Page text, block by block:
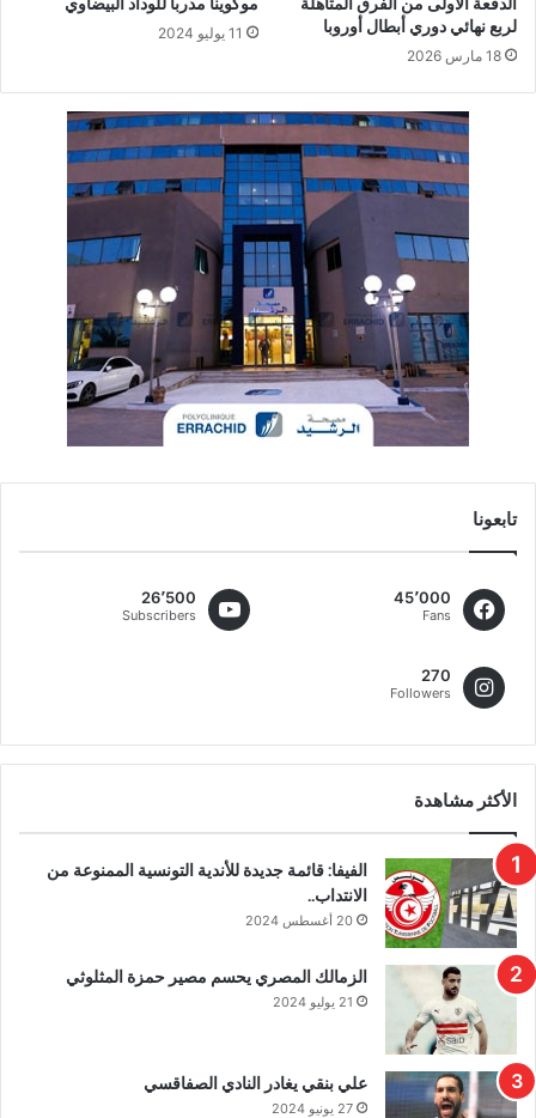
لربع نهائي دوري أبطال أوروبا
18 مارس 2026
11 يوليو 2024
تابعونا
45٬000
Fans
26٬500
Subscribers
270
Followers
الأكثر مشاهدة
الفيفا: قائمة جديدة للأندية التونسية الممنوعة من
الانتداب..
20 أغسطس 2024
الزمالك المصري يحسم مصير حمزة المثلوثي
21 يوليو 2024
علي بنقي يغادر النادي الصفاقسي
27 يونيو 2024